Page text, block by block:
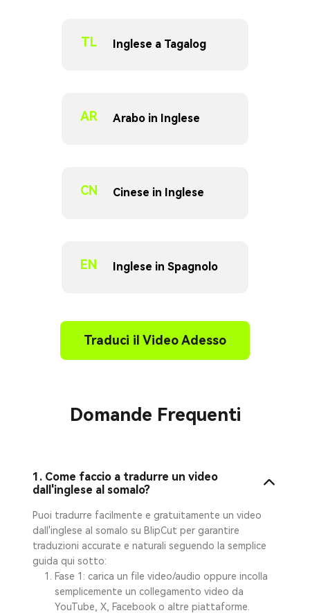
TL Inglese a Tagalog
AR Arabo in Inglese
CN Cinese in Inglese
EN Inglese in Spagnolo
Traduci il Video Adesso
Domande Frequenti
1. Come faccio a tradurre un video
dall'inglese al somalo?
Puoi tradurre facilmente e gratuitamente un video
dall'inglese al somalo su BlipCut per garantire
traduzioni accurate e naturali seguendo la semplice
guida qui sotto:
Fase 1: carica un file video/audio oppure incolla
semplicemente un collegamento video da
YouTube, X, Facebook o altre piattaforme.